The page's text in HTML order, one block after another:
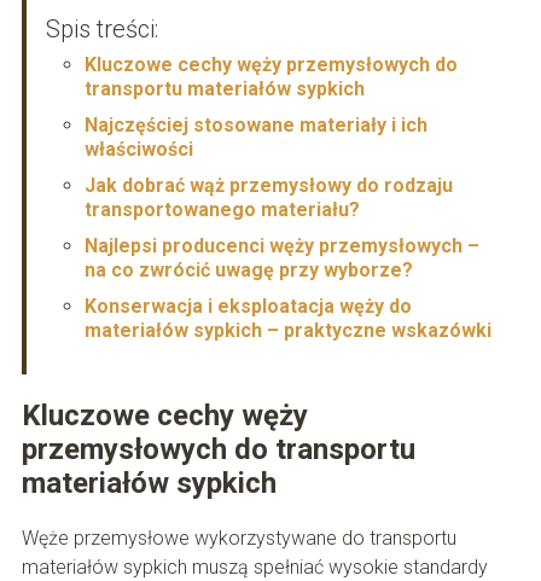
Spis treści:
Kluczowe cechy węży przemysłowych do
transportu materiałów sypkich
Najczęściej stosowane materiały i ich
właściwości
Jak dobrać wąż przemysłowy do rodzaju
transportowanego materiału?
Najlepsi producenci węży przemysłowych –
na co zwrócić uwagę przy wyborze?
Konserwacja i eksploatacja węży do
materiałów sypkich – praktyczne wskazówki
Kluczowe cechy węży
przemysłowych do transportu
materiałów sypkich
Węże przemysłowe wykorzystywane do transportu
materiałów sypkich muszą spełniać wysokie standardy